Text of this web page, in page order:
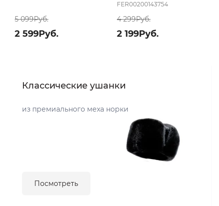
5 099Руб.
2 599Руб.
FER00200143754
4 299Руб.
2 199Руб.
Классические ушанки
из премиального меха норки
Посмотреть